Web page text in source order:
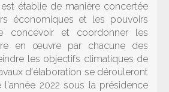
établie de manière concertée
économiques et les pouvoirs
concevoir et coordonner les
en œuvre par chacune des
les objectifs climatiques de
d'élaboration se dérouleront
2022 sous la présidence